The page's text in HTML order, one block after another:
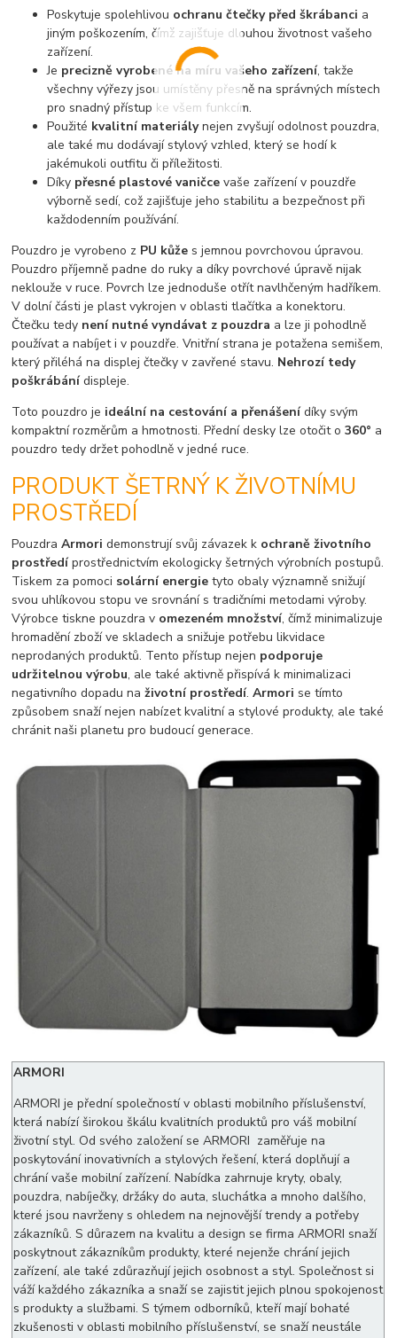
Poskytuje spolehlivou ochranu čtečky před škrábanci a
jiným poškozením, čímž zajišťuje dlouhou životnost vašeho
zařízení.
Je precizně vyrobené na míru vašeho zařízení, takže
všechny výřezy jsou umístěny přesně na správných místech
pro snadný přístup ke všem funkcím.
Použité kvalitní materiálynejen zvyšují odolnost pouzdra,
ale také mu dodávají stylový vzhled, který se hodí k
jakémukoli outfitu či příležitosti.
Díky přesné plastové vaničce vaše zařízení v pouzdře
výborně sedí, což zajišťuje jeho stabilitu a bezpečnost při
každodenním používání.
Pouzdro je vyrobeno z PU kůže s jemnou povrchovou úpravou.
Pouzdro příjemně padne do ruky a díky povrchové úpravě nijak
neklouže v ruce. Povrch lze jednoduše otřít navlhčeným hadříkem.
V dolní části je plast vykrojen v oblasti tlačítka a konektoru.
Čtečku tedy není nutné vyndávat z pouzdra a lze ji pohodlně
používat a nabíjet i v pouzdře. Vnitřní strana je potažena semišem,
který přiléhá na displej čtečky v zavřené stavu. Nehrozí tedy
poškrábánídispleje.
Toto pouzdro je ideální na cestování a přenášenídíky svým
kompaktní rozměrům a hmotnosti. Přední desky lze otočit o360° a
pouzdro tedy držet pohodlně v jedné ruce.
PRODUKT ŠETRNÝ K ŽIVOTNÍMU
PROSTŘEDÍ
PouzdraArmoridemonstrují svůj závazek k ochraně životního
prostředíprostřednictvím ekologicky šetrných výrobních postupů.
Tiskem za pomoci solární energie tyto obaly významně snižují
svou uhlíkovou stopu ve srovnání s tradičními metodami výroby.
Výrobce tiskne pouzdra v omezeném množství, čímž minimalizuje
hromadění zboží ve skladech a snižuje potřebu likvidace
neprodaných produktů. Tento přístup nejen podporuje
udržitelnou výrobu, ale také aktivně přispívá k minimalizaci
negativního dopadu naživotní prostředí.Armori se tímto
způsobem snaží nejen nabízet kvalitní a stylové produkty, ale také
chránit naši planetu pro budoucí generace.
ARMORI
ARMORI je přední společností v oblasti mobilního příslušenství,
která nabízí širokou škálu kvalitních produktů pro váš mobilní
životní styl. Od svého založení se ARMORI zaměřuje na
poskytování inovativních a stylových řešení, která doplňují a
chrání vaše mobilní zařízení. Nabídka zahrnuje kryty, obaly,
pouzdra, nabíječky, držáky do auta, sluchátka a mnoho dalšího,
které jsou navrženy s ohledem na nejnovější trendy a potřeby
zákazníků. S důrazem na kvalitu a design se firma ARMORI snaží
poskytnout zákazníkům produkty, které nejenže chrání jejich
zařízení, ale také zdůrazňují jejich osobnost a styl. Společnost si
váží každého zákazníka a snaží se zajistit jejich plnou spokojenost
s produkty a službami. S týmem odborníků, kteří mají bohaté
zkušenosti v oblasti mobilního příslušenství, se snaží neustále